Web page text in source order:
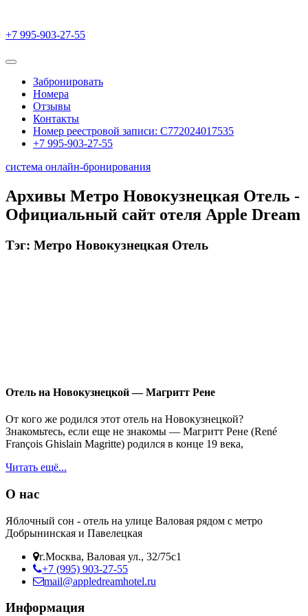
+7 995-903-27-55
Забронировать
Номера
Отзывы
Контакты
Номер реестровой записи: С772024017535
+7 995-903-27-55
система онлайн-бронирования
Архивы Метро Новокузнецкая Отель -
Официальный сайт отеля Apple Dream
Тэг: Метро Новокузнецкая Отель
Отель на Новокузнецкой — Магритт Рене
От кого же родился этот отель на Новокузнецкой?
Знакомьтесь, если еще не знакомы — Магритт Рене (René
François Ghislain Magritte) родился в конце 19 века,
Читать ещё...
О нас
Яблочный сон - отель на улице Валовая рядом с метро
Добрынинская и Павелецкая
г.Москва, Валовая ул., 32/75с1
+7 (995) 903-27-55
mail@appledreamhotel.ru
Информация